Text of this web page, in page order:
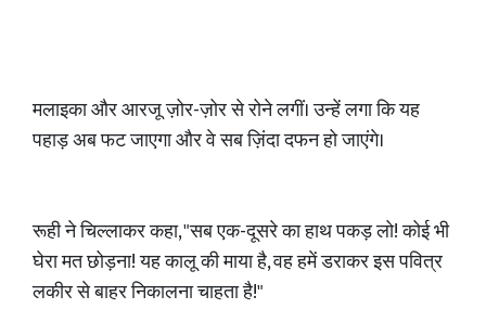
मलाइका और आरजू ज़ोर-ज़ोर से रोने लगीं। उन्हें लगा कि यह
पहाड़ अब फट जाएगा और वे सब ज़िंदा दफन हो जाएंगे।
रूही ने चिल्लाकर कहा, "सब एक-दूसरे का हाथ पकड़ लो! कोई भी
घेरा मत छोड़ना! यह कालू की माया है, वह हमें डराकर इस पवित्र
लकीर से बाहर निकालना चाहता है!"